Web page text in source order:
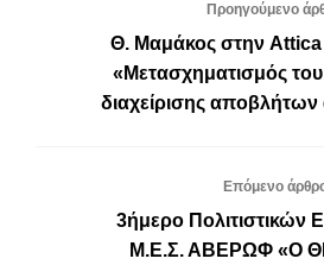
Προηγούμενο
Θ. Μαμάκος στην
«Μετασχηματισμός
διαχείρισης
Επόμενο
3ήμερο
Μ.Ε.Σ. ΑΒΕΡΩΦ «Ο